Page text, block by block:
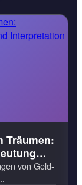
Träumen:
von Geld-